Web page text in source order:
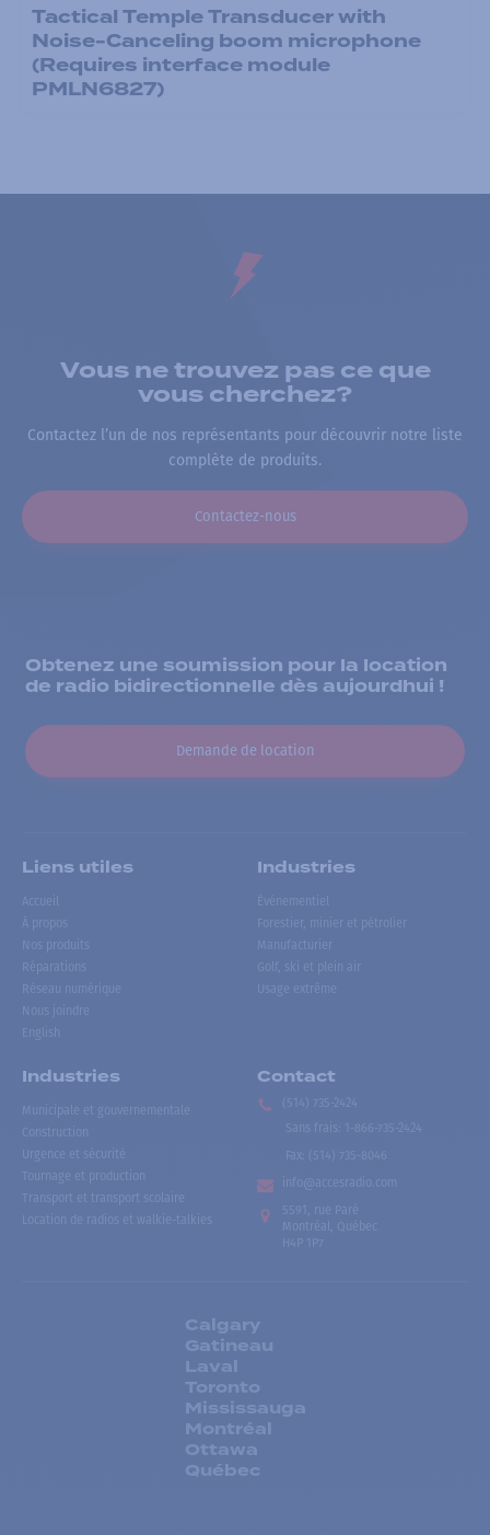
Tactical Temple Transducer with
Noise-Canceling boom microphone
(Requires interface module
PMLN6827)
Vous ne trouvez pas ce que
vous cherchez?
Contactez l’un de nos représentants pour découvrir notre liste
complète de produits.
Contactez-nous
Obtenez une soumission pour la location
de radio bidirectionnelle dès aujourdhui !
Demande de location
Liens utiles
Accueil
À propos
Nos produits
Réparations
Réseau numérique
Nous joindre
English
Industries
Événementiel
Forestier, minier et pétrolier
Manufacturier
Golf, ski et plein air
Usage extrême
Industries
Municipale et gouvernementale
Construction
Urgence et sécurité
Tournage et production
Transport et transport scolaire
Location de radios et walkie-talkies
Contact
(514) 735-2424
Sans frais
1-866-735-2424
Fax:
(514) 735-8046
info@accesradio.com
5591, rue Paré
Montréal, Québec
H4P 1P7
Calgary
Gatineau
Laval
Toronto
Mississauga
Montréal
Ottawa
Québec